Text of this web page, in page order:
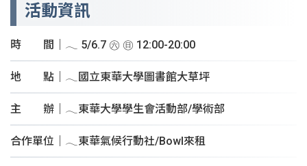
活動資訊
時 間｜𓂃 5/6.7 ㊅ ㊐ 12:00-20:00
地 點｜𓂃國立東華大學圖書館大草坪
主 辦｜𓂃東華大學學生會活動部/學術部
合作單位｜𓂃東華氣候行動社/Bowl來租